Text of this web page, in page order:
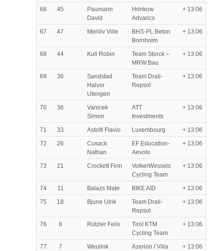
66 45
Paumann
David
Hrinkow
Advarics
+ 13:06
67 47 Merlöv Ville
BHS-PL Beton
Bornholm
+ 13:06
68 44 Kull Robin
Team Storck –
MRW Bau
+ 13:06
69 36
Sandstad
Halvor
Utengen
Team Drali-
Repsol
+ 13:06
70 36
Vanicek
Simon
ATT
Investments
+ 13:06
71 33 Astolfi Flavio Luxembourg
+ 13:06
72
26
Cusack
Nathan
EF Education-
Aevolo
+ 13:06
73 21 Crockett Finn
VolkerWessels
Cycling Team
+ 13:06
74 11 Balazs Mate BIKE AID
+ 13:06
75
18 Bjune Ulrik
Team Drali-
Repsol
+ 13:06
76 8 Rützler Felix
Tirol KTM
Cycling Team
+ 13:06
77 7
Weulink
Azerion / Villa
+ 13:06